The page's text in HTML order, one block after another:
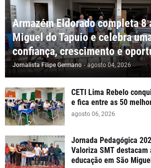
Armazém Eldorado completa 8
Miguel do Tapuio e celebra
confiança, crescimento e
Jornalista Filipe Germano - agosto 04, 2026
CETI Lima Rebelo
e fica entre as 50
agosto 06, 2026
Jornada Pedagógica
Valoriza SMT destacam
educação em São